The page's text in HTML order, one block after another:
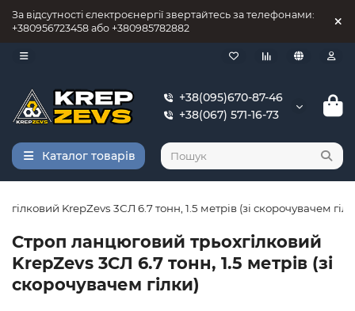
За відсутності єлектроєнергії звертайтесь за телефонами:
+380956723458 або +380985782882
+38(095)670-87-46
+38(067) 571-16-73
Каталог товарів
KrepZevs 3СЛ 6.7 тонн, 1.5 метрів (зі скорочувачем
Строп ланцюговий трьохгілковий
KrepZevs 3СЛ 6.7 тонн, 1.5 метрів (зі
скорочувачем гілки)